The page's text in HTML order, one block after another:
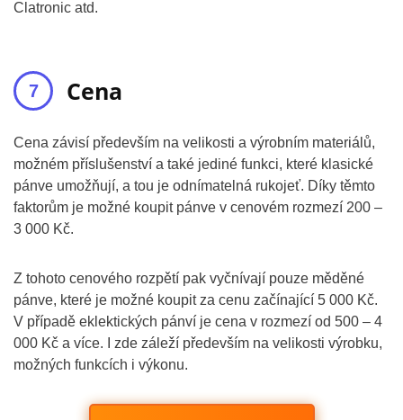
Clatronic atd.
Cena
Cena závisí především na velikosti a výrobním materiálů,
možném příslušenství a také jediné funkci, které klasické
pánve umožňují, a tou je odnímatelná rukojeť. Díky těmto
faktorům je možné koupit pánve v cenovém rozmezí 200 –
3 000 Kč.
Z tohoto cenového rozpětí pak vyčnívají pouze měděné
pánve, které je možné koupit za cenu začínající 5 000 Kč.
V případě eklektických pánví je cena v rozmezí od 500 – 4
000 Kč a více. I zde záleží především na velikosti výrobku,
možných funkcích i výkonu.